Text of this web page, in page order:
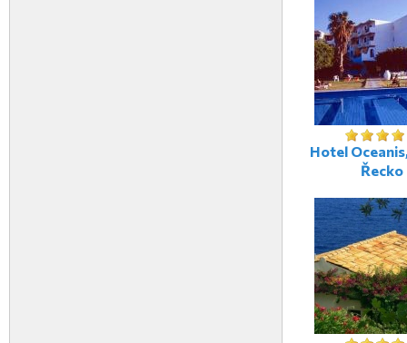
Hotel
Řecko